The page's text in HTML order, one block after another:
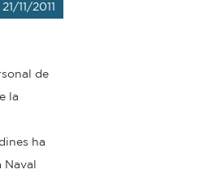
21/11/2011
de
la
ha
Naval